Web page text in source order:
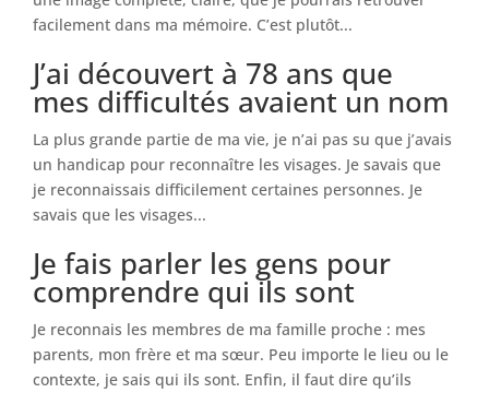
facilement dans ma mémoire. C’est plutôt...
J’ai découvert à 78 ans que
mes difficultés avaient un nom
La plus grande partie de ma vie, je n’ai pas su que j’avais
un handicap pour reconnaître les visages. Je savais que
je reconnaissais difficilement certaines personnes. Je
savais que les visages...
Je fais parler les gens pour
comprendre qui ils sont
Je reconnais les membres de ma famille proche : mes
parents, mon frère et ma sœur. Peu importe le lieu ou le
contexte, je sais qui ils sont. Enfin, il faut dire qu’ils